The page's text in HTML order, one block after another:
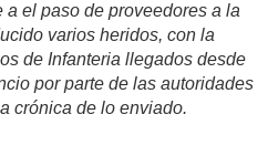
el paso de proveedores a la
varios heridos, con la
de Infanteria llegados desde
por parte de las autoridades
crónica de lo enviado.